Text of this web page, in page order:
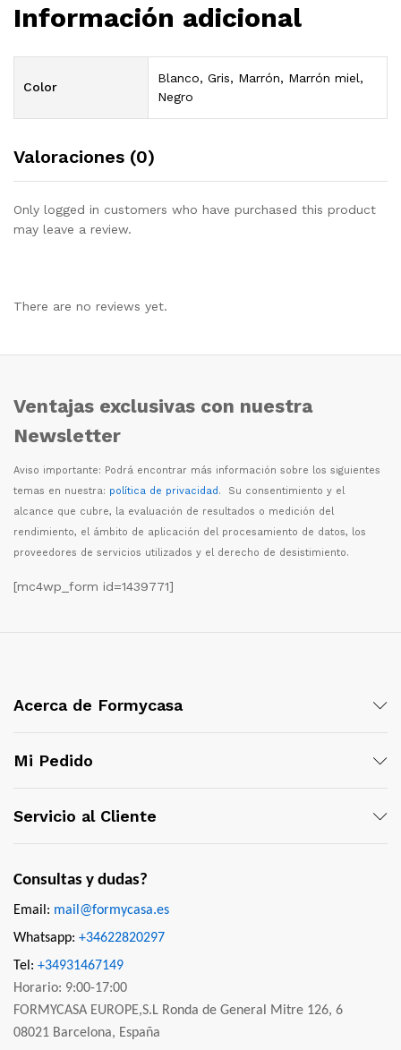
Información adicional
Color
Blanco, Gris, Marrón, Marrón miel,
Negro
Valoraciones (0)
Only logged in customers who have purchased this product
may leave a review.
There are no reviews yet.
Ventajas exclusivas con nuestra
Newsletter
Aviso importante: Podrá encontrar más información sobre los siguientes
temas en nuestra: política de privacidad. Su consentimiento y el
alcance que cubre, la evaluación de resultados o medición del
rendimiento, el ámbito de aplicación del procesamiento de datos, los
proveedores de servicios utilizados y el derecho de desistimiento.
[mc4wp_form id=1439771]
Acerca de Formycasa
Mi Pedido
Servicio al Cliente
Consultas y dudas?
Email: mail@formycasa.es
Whatsapp: +34622820297
Tel: +34931467149
Horario: 9:00-17:00
FORMYCASA EUROPE,S.L Ronda de General Mitre 126, 6
08021 Barcelona, España